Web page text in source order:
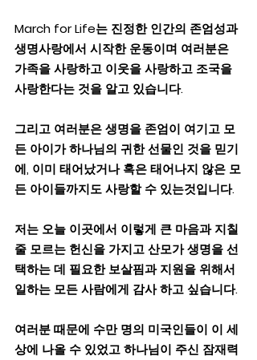
March for Life는 진정한 인간의 존엄성과
생명사랑에서 시작한 운동이며 여러분은
가족을 사랑하고 이웃을 사랑하고 조국을
사랑한다는 것을 알고 있습니다.
그리고 여러분은 생명을 존엄이 여기고 모
든 아이가 하나님의 귀한 선물인 것을 믿기
에, 이미 태어났거나 혹은 태어나지 않은 모
든 아이들까지도 사랑할 수 있는것입니다.
저는 오늘 이곳에서 이렇게 큰 마음과 지칠
줄 모르는 헌신을 가지고 산모가 생명을 선
택하는 데 필요한 보살핌과 지원을 위해서
일하는 모든 사람에게 감사 하고 싶습니다.
여러분 때문에 수만 명의 미국인들이 이 세
상에 나올 수 있었고 하나님이 주신 잠재력